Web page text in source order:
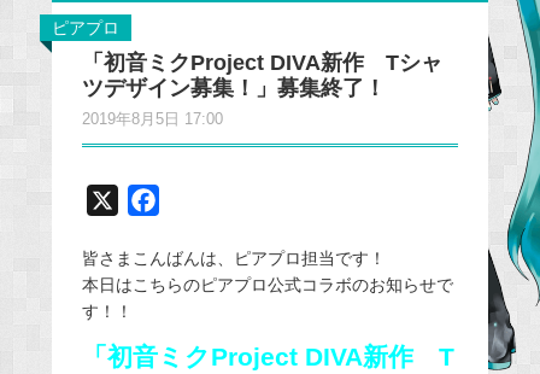
ピアプロ
「初音ミクProject DIVA新作 Tシャ
ツデザイン募集！」募集終了！
2019年8月5日 17:00
c
e
o
皆さまこんばんは、ピアプロ担当です！
本日はこちらのピアプロ公式コラボのお知らせで
す！！
「初音ミクProject DIVA新作 T